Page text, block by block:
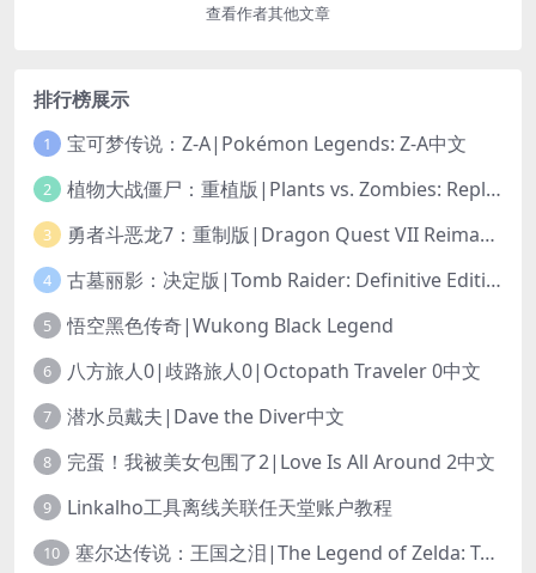
查看作者其他文章
排行榜展示
1 宝可梦传说：Z-A|Pokémon Legends: Z-A中文
2 植物大战僵尸：重植版|Plants vs. Zombies: Replanted中文
3 勇者斗恶龙7：重制版|Dragon Quest VII Reimagined中文
4 古墓丽影：决定版|Tomb Raider: Definitive Edition中文
5 悟空黑色传奇|Wukong Black Legend
6 八方旅人0|歧路旅人0|Octopath Traveler 0中文
7 潜水员戴夫|Dave the Diver中文
8 完蛋！我被美女包围了2|Love Is All Around 2中文
9 Linkalho工具离线关联任天堂账户教程
10 塞尔达传说：王国之泪|The Legend of Zelda: Tears of the Kingdom中文